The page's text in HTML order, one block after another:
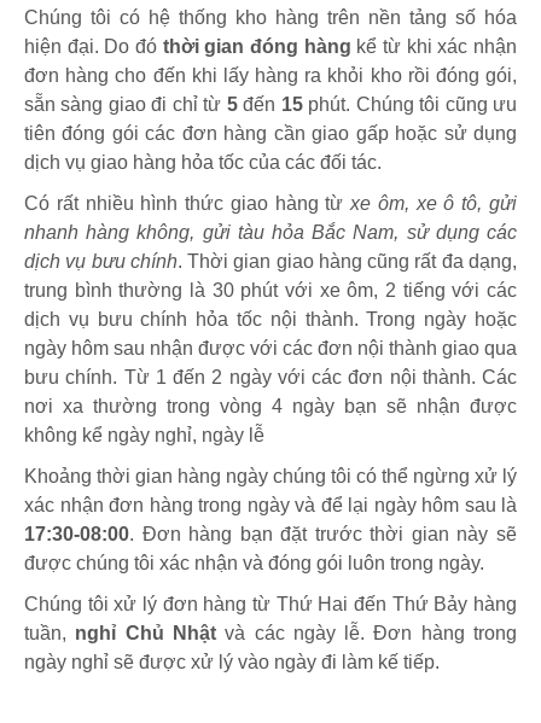
Chúng tôi có hệ thống kho hàng trên nền tảng số hóa
hiện đại. Do đó thời gian đóng hàng kể từ khi xác nhận
đơn hàng cho đến khi lấy hàng ra khỏi kho rồi đóng gói,
sẵn sàng giao đi chỉ từ 5đến 15 phút. Chúng tôi cũng ưu
tiên đóng gói các đơn hàng cần giao gấp hoặc sử dụng
dịch vụ giao hàng hỏa tốc của các đối tác.
Có rất nhiều hình thức giao hàng từxe ôm, xe ô tô, gửi
nhanh hàng không, gửi tàu hỏa Bắc Nam, sử dụng các
dịch vụ bưu chính. Thời gian giao hàng cũng rất đa dạng,
trung bình thường là 30 phút với xe ôm, 2 tiếng với các
dịch vụ bưu chính hỏa tốc nội thành. Trong ngày hoặc
ngày hôm sau nhận được với các đơn nội thành giao qua
bưu chính. Từ 1 đến 2 ngày với các đơn nội thành. Các
nơi xa thường trong vòng 4 ngày bạn sẽ nhận được
không kể ngày nghỉ, ngày lễ
Khoảng thời gian hàng ngày chúng tôi có thể ngừng xử lý
xác nhận đơn hàng trong ngày và để lại ngày hôm sau là
17:30-08:00. Đơn hàng bạn đặt trước thời gian này sẽ
được chúng tôi xác nhận và đóng gói luôn trong ngày.
Chúng tôi xử lý đơn hàng từ Thứ Hai đến Thứ Bảy hàng
tuần, nghỉ Chủ Nhậtvà các ngày lễ. Đơn hàng trong
ngày nghỉ sẽ được xử lý vào ngày đi làm kế tiếp.